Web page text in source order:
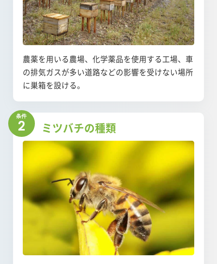
農薬を用いる農場、化学薬品を使用する工場、車
の排気ガスが多い道路などの影響を受けない場所
に巣箱を設ける。
2 ミツバチの種類